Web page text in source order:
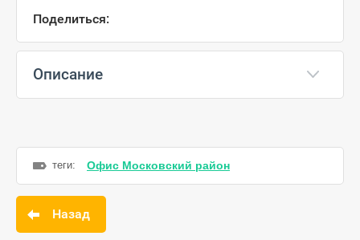
Поделиться:
Описание
теги: Офис Московский район
Назад